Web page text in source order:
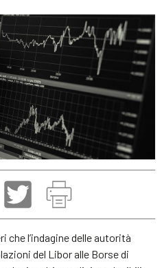
che l’indagine delle autorità
del Libor alle Borse di